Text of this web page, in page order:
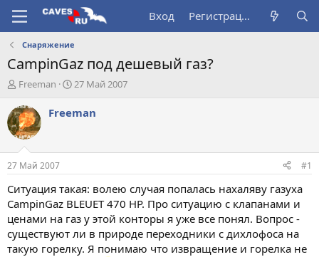
Вход Регистрация
Снаряжение
CampinGaz под дешевый газ?
А
т
о
р
т
е
м
ы
Freeman
Д
т
а
л
а
27 Май 2007
Freeman
27 Май 2007 #1
Ситуация такая: волею случая попалась нахаляву газуха
CampinGaz BLEUET 470 HP. Про ситуацию с клапанами и
ценами на газ у этой конторы я уже все понял. Вопрос -
существуют ли в природе переходники с дихлофоса на
такую горелку. Я понимаю что извращение и горелка не